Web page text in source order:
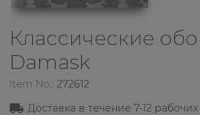
Классические
Damask
Item No.: 272612
Доставка в течение7-12